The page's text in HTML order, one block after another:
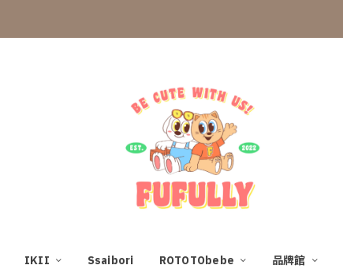
IKII Ssaibori ROTOTObebe 品牌館